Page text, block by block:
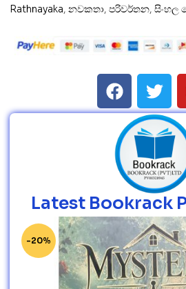
Rathnayaka, නවකතා, පරිවර්තන, සිංහල
Latest Bookrack
-20%